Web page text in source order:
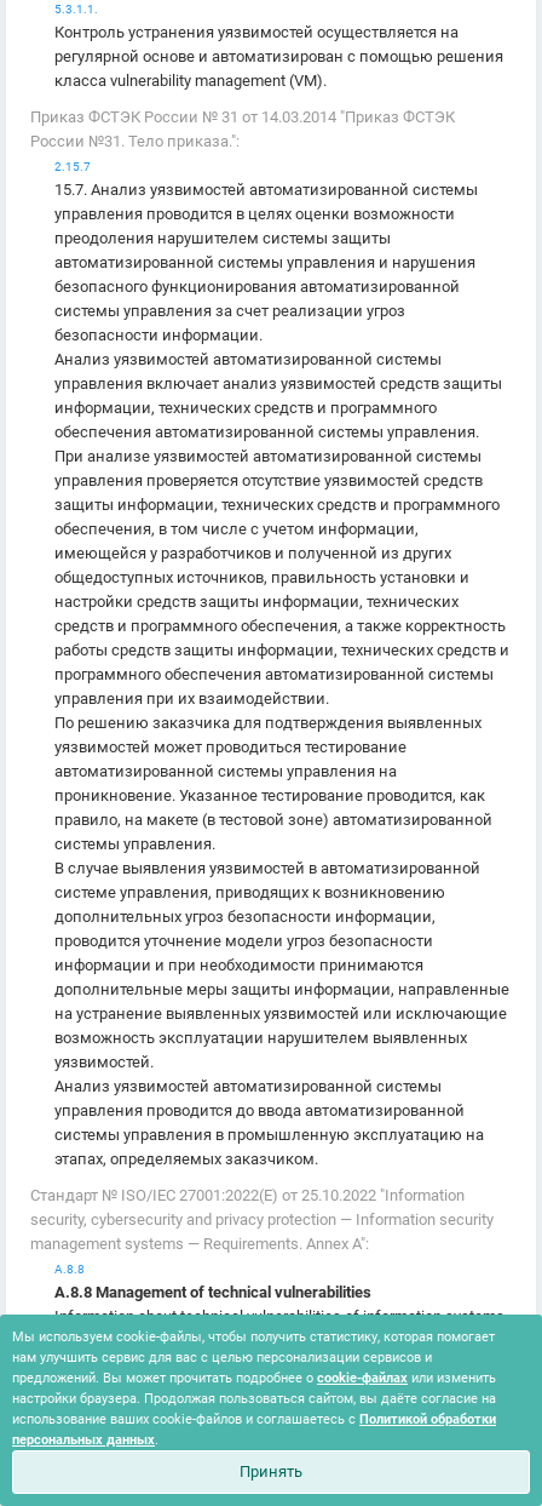
5.3.1.1.
Контроль устранения уязвимостей осуществляется на
регулярной основе и автоматизирован с помощью решения
класса vulnerability management (VM).
Приказ ФСТЭК России № 31 от 14.03.2014 "Приказ ФСТЭК
России №31. Тело приказа.":
2.15.7
15.7. Анализ уязвимостей автоматизированной системы
управления проводится в целях оценки возможности
преодоления нарушителем системы защиты
автоматизированной системы управления и нарушения
безопасного функционирования автоматизированной
системы управления за счет реализации угроз
безопасности информации.
Анализ уязвимостей автоматизированной системы
управления включает анализ уязвимостей средств защиты
информации, технических средств и программного
обеспечения автоматизированной системы управления.
При анализе уязвимостей автоматизированной системы
управления проверяется отсутствие уязвимостей средств
защиты информации, технических средств и программного
обеспечения, в том числе с учетом информации,
имеющейся у разработчиков и полученной из других
общедоступных источников, правильность установки и
настройки средств защиты информации, технических
средств и программного обеспечения, а также корректность
работы средств защиты информации, технических средств и
программного обеспечения автоматизированной системы
управления при их взаимодействии.
По решению заказчика для подтверждения выявленных
уязвимостей может проводиться тестирование
автоматизированной системы управления на
проникновение. Указанное тестирование проводится, как
правило, на макете (в тестовой зоне) автоматизированной
системы управления.
В случае выявления уязвимостей в автоматизированной
системе управления, приводящих к возникновению
дополнительных угроз безопасности информации,
проводится уточнение модели угроз безопасности
информации и при необходимости принимаются
дополнительные меры защиты информации, направленные
на устранение выявленных уязвимостей или исключающие
возможность эксплуатации нарушителем выявленных
уязвимостей.
Анализ уязвимостей автоматизированной системы
управления проводится до ввода автоматизированной
системы управления в промышленную эксплуатацию на
этапах, определяемых заказчиком.
Стандарт № ISO/IEC 27001:2022(E) от 25.10.2022 "Information
security, cybersecurity and privacy protection — Information security
management systems — Requirements. Annex A":
А.8.8
А.8.8 Management of technical vulnerabilities
Information about technical vulnerabilities of information systems
in use shall be obtained, the organization’s exposure to such
vulnerabilities shall be evaluated and appropriate measures shall
be taken.
Положение Банка России № 716-П от 08.04.2020 "Требования к
системе управления операционным риском в кредитной
организации и банковской группе":
Глава 8. Пункт 8.7
Мы используем cookie-файлы, чтобы получить статистику, которая помогает
нам улучшить сервис для вас с целью персонализации сервисов и
предложений. Вы может прочитать подробнее о cookie-файлах или изменить
настройки браузера. Продолжая пользоваться сайтом, вы даёте согласие на
использование ваших cookie-файлов и соглашаетесь с Политикой обработки
персональных данных.
Принять